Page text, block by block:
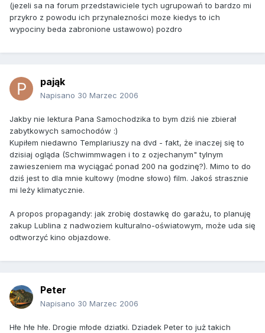
(jezeli sa na forum przedstawiciele tych ugrupowań to bardzo mi
przykro z powodu ich przynalezności moze kiedys to ich
wypociny beda zabronione ustawowo) pozdro
pająk
Napisano 30 Marzec 2006
Jakby nie lektura Pana Samochodzika to bym dziś nie zbierał
zabytkowych samochodów :)
Kupiłem niedawno Templariuszy na dvd - fakt, że inaczej się to
dzisiaj ogląda (Schwimmwagen i to z ozjechanym" tylnym
zawieszeniem ma wyciągać ponad 200 na godzinę?). Mimo to do
dziś jest to dla mnie kultowy (modne słowo) film. Jakoś strasznie
mi leży klimatycznie.
A propos propagandy: jak zrobię dostawkę do garażu, to planuję
zakup Lublina z nadwoziem kulturalno-oświatowym, może uda się
odtworzyć kino objazdowe.
Peter
Napisano 30 Marzec 2006
Hłe hłe hłe. Drogie młode dziatki. Dziadek Peter to już takich